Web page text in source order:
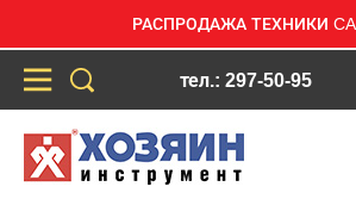
РАСПРОДАЖА ТЕХНИКИ
тел.: 297-50-95